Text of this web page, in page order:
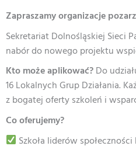
Zapraszamy organizacje
Sekretariat Dolnośląskiej Sieci
nabór do nowego projektu
Kto może aplikować?Do
16 Lokalnych Grup Działania.
z bogatej oferty szkoleń i
Co oferujemy?
Szkoła liderów